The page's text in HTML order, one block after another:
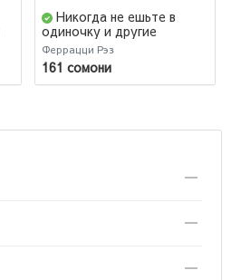
Никогда не ешьте в
одиночку и другие
правила нетворкинга
Феррацци Рэз
161 сомони